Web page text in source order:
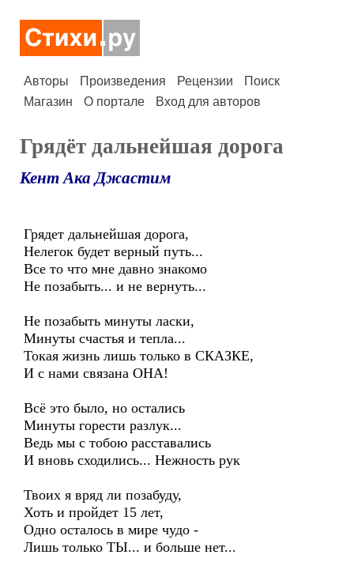
Авторы Произведения Рецензии
Поиск
Магазин
О портале Вход для авторов
Грядёт дальнейшая дорога
Кент Ака Джастим
Грядет дальнейшая дорога,
Нелегок будет верный путь...
Все то что мне давно знакомо
Не позабыть... и не вернуть...
Не позабыть минуты ласки,
Минуты счастья и тепла...
Токая жизнь лишь только в СКАЗКЕ,
И с нами связана ОНА!
Всё это было, но остались
Минуты горести разлук...
Ведь мы с тобою расставались
И вновь сходились... Нежность рук
Твоих я вряд ли позабуду,
Хоть и пройдет 15 лет,
Одно осталось в мире чудо -
Лишь только ТЫ... и больше нет...